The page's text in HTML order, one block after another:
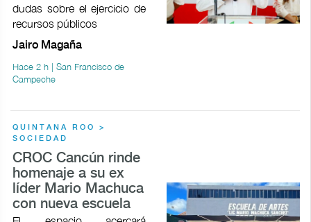
dudas sobre el ejercicio de
recursos públicos
Jairo Magaña
Hace 2 h | San Francisco de
Campeche
QUINTANA ROO >
SOCIEDAD
CROC Cancún rinde
homenaje a su ex
líder Mario Machuca
con nueva escuela